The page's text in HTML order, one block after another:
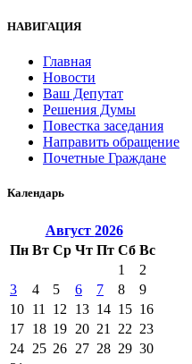
НАВИГАЦИЯ
Главная
Новости
Ваш Депутат
Решения Думы
Повестка заседания
Направить обращение
Почетные Граждане
Календарь
Август 2026
Пн Вт Ср Чт Пт Сб Вс
1
2
3
4 5 6 7 8
9
10 11 12 13 14 15 16
17 18 19 20 21 22 23
24 25 26 27 28 29 30